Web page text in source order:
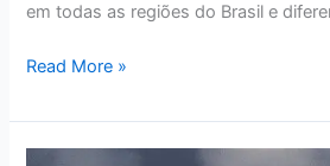
em todas as regiões do Brasil e
Read More »